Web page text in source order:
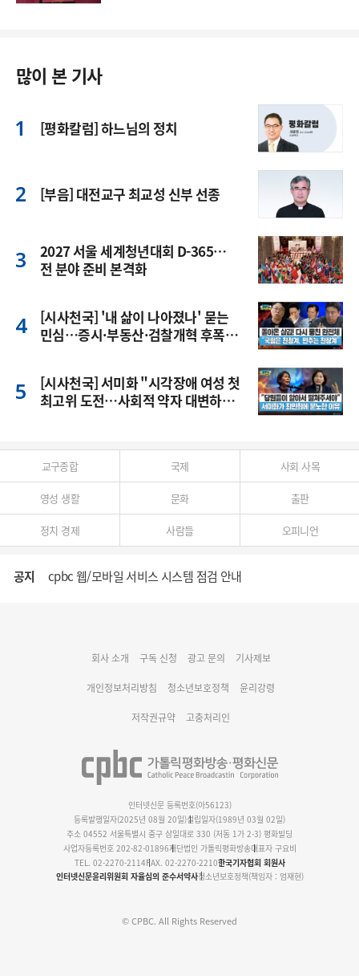
많이 본 기사
[평화칼럼] 하느님의 정치
[부음] 대전교구 최교성 신부 선종
2027 서울 세계청년대회 D-365…
전 분야 준비 본격화
[시사천국] '내 삶이 나아졌나' 묻는
민심…증시·부동산·검찰개혁 후폭
[시사천국] 서미화 "시각장애 여성 첫
최고위 도전…사회적 약자 대변하겠
교구종합 국제 사회 사목
영성 생활 문화 출판
정치 경제 사람들 오피니언
공지 cpbc 웹/모바일 서비스 시스템 점검 안내
명동 미디어큐브 & 1898 미디어월 공모전 수상작 발표
회사 소개 구독 신청 광고 문의 기사제보
개인정보처리방침 청소년보호정책 윤리강령
저작권규약 고충처리인
인터넷신문 등록번호(아56123)
등록발행일자(2025년 08월 20일)설립일자(1989년 03월 02일)
주소 04552 서울특별시 중구 삼일대로 330 (저동 1가 2-3) 평화빌딩
사업자등록번호 202-82-01896재단법인 가톨릭평화방송대표자 구요비
TEL. 02-2270-2114FAX. 02-2270-2210한국기자협회 회원사
인터넷신문윤리위원회 자율심의 준수서약사청소년보호정책(책임자 : 엄재현)
© CPBC. All Rights Reserved